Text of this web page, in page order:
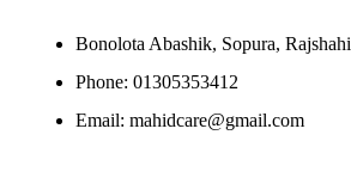
Bonolota Abashik, Sopura, Rajshahi
Phone: 01305353412
Email: mahidcare@gmail.com